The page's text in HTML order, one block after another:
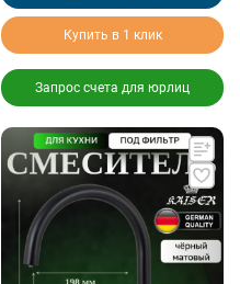
Купить в 1 клик
Запрос счета для юрлиц